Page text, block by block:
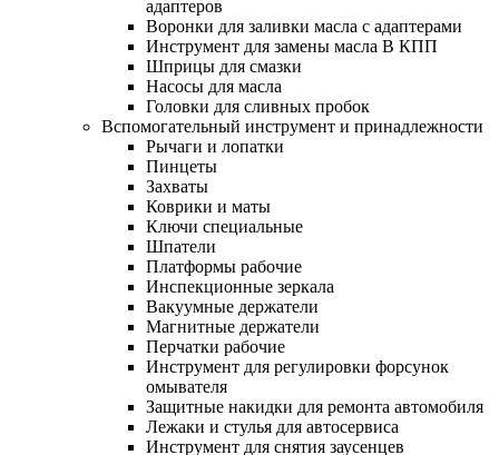
адаптеров
Воронки для заливки масла с адаптерами
Инструмент для замены масла В КПП
Шприцы для смазки
Насосы для масла
Головки для сливных пробок
Вспомогательный инструмент и принадлежности
Рычаги и лопатки
Пинцеты
Захваты
Коврики и маты
Ключи специальные
Шпатели
Платформы рабочие
Инспекционные зеркала
Вакуумные держатели
Магнитные держатели
Перчатки рабочие
Инструмент для регулировки форсунок
омывателя
Защитные накидки для ремонта автомобиля
Лежаки и стулья для автосервиса
Инструмент для снятия заусенцев